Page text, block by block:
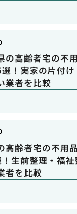
の高齢者宅の不
！実家の片付け
業者を比較
高齢者宅の不用
生前整理・福祉
者を比較